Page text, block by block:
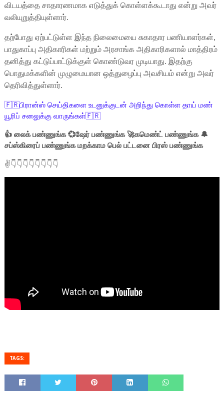
விடயத்தை சாதாரணமாக எடுத்துக் கொள்ளக்கூடாது என்று அவர்
வலியுறுத்தியுள்ளார்.
தற்போது ஏற்பட்டுள்ள இந்த நிலைமையை சுகாதார பணியாளர்கள்,
பாதுகாப்பு அதிகாரிகள் மற்றும் அரசாங்க அதிகாரிகளால் மாத்திரம்
தனித்து கட்டுப்பாட்டுக்குள் கொண்டுவர முடியாது. இதற்கு
பொதுமக்களின் முழுமையான ஒத்துழைப்பு அவசியம் என்று அவர்
தெரிவித்துள்ளார்.
🇫🇷பிரான்ஸ் செய்திகளை உடனுக்குடன் அறிந்து கொள்ள தாய் மண்
யூரிப் சனலுக்கு வாருங்கள்🇫🇷
👍 லைக் பண்ணுங்க 💞ஷேர் பண்ணுங்க 🚀கமெண்ட் பண்ணுங்க 🔔
சப்ஸ்கிரைப் பண்ணுங்க மறக்காம பெல் பட்டனை பிரஸ் பண்ணுங்க
✌👇👇👇👇👇👇👇👇
TAGS: